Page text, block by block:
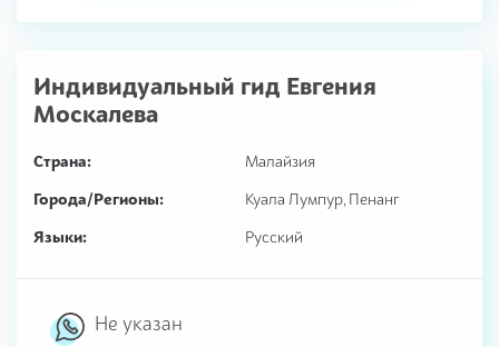
Индивидуальный гид Евгения
Москалева
Страна:
Малайзия
Города/Регионы:
Куала Лумпур, Пенанг
Языки:
Русский
Не указан